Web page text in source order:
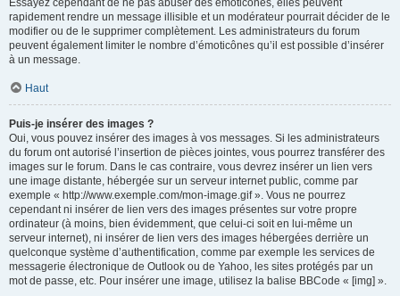
Essayez cependant de ne pas abuser des émoticônes, elles peuvent
rapidement rendre un message illisible et un modérateur pourrait décider de le
modifier ou de le supprimer complètement. Les administrateurs du forum
peuvent également limiter le nombre d’émoticônes qu’il est possible d’insérer
à un message.
Haut
Puis-je insérer des images ?
Oui, vous pouvez insérer des images à vos messages. Si les administrateurs
du forum ont autorisé l’insertion de pièces jointes, vous pourrez transférer des
images sur le forum. Dans le cas contraire, vous devrez insérer un lien vers
une image distante, hébergée sur un serveur internet public, comme par
exemple « http://www.exemple.com/mon-image.gif ». Vous ne pourrez
cependant ni insérer de lien vers des images présentes sur votre propre
ordinateur (à moins, bien évidemment, que celui-ci soit en lui-même un
serveur internet), ni insérer de lien vers des images hébergées derrière un
quelconque système d’authentification, comme par exemple les services de
messagerie électronique de Outlook ou de Yahoo, les sites protégés par un
mot de passe, etc. Pour insérer une image, utilisez la balise BBCode « [img] ».